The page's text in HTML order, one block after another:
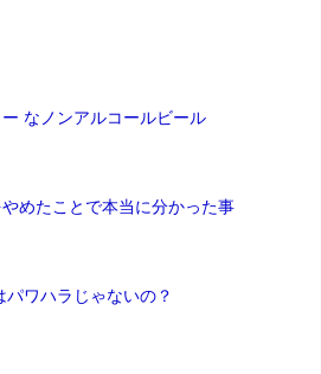
なノンアルコールビール
めたことで本当に分かった事
ワハラじゃないの？